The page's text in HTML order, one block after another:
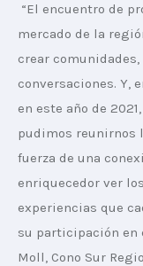
“El encuentro de
mercado de la
crear
conversaciones. Y,
en este año de
pudimos reunirnos
fuerza de una
enriquecedor ver
experiencias que
su participación en
Moll, Cono Sur